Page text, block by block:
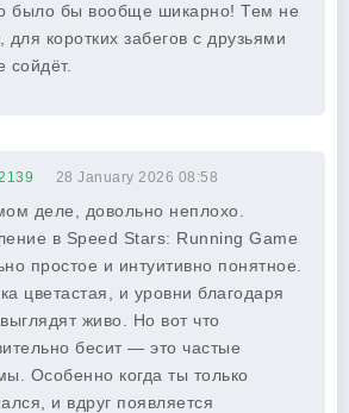
было бы вообще шикарно! Тем не
для коротких забегов с друзьями
сойдёт.
28 January 2026 08:58
деле, довольно неплохо.
в Speed Stars: Running Game
простое и интуитивно понятное.
цветастая, и уровни благодаря
живо. Но вот что
бесит — это частые
Особенно когда ты только
и вдруг появляется